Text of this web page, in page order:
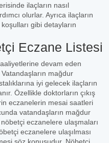
ilaçların nasıl
olurlar. Ayrıca ilaçların
gibi detayların
Eczane Listesi
devam eden
mağdur
iyi gelecek ilaçların
Özellikle doktorların çıkış
eczanelerin mesai saatleri
vatandaşların mağdur
eczanelere ulaşmaları
eczanelere ulaşılması